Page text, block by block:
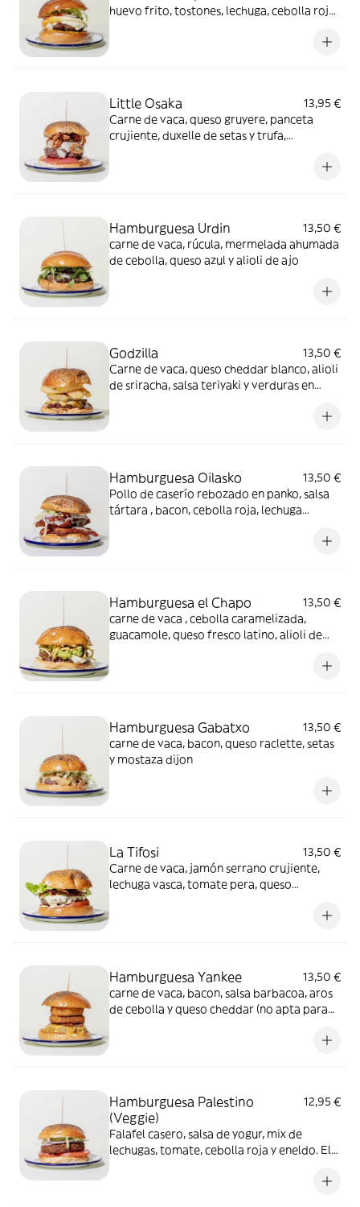
huevo frito, tostones, lechuga, cebolla roja,
Little Osaka
13,95 €
Carne de vaca, queso gruyere, panceta
crujiente, duxelle de setas y trufa,
Hamburguesa Urdin
13,50 €
carne de vaca, rúcula, mermelada ahumada
de cebolla, queso azul y alioli de ajo
Godzilla
13,50 €
Carne de vaca, queso cheddar blanco, alioli
de sriracha, salsa teriyaki y verduras en
Hamburguesa Oilasko
13,50 €
Pollo de caserío rebozado en panko, salsa
tártara , bacon, cebolla roja, lechuga
Hamburguesa el Chapo
13,50 €
carne de vaca , cebolla caramelizada,
guacamole, queso fresco latino, alioli de
Hamburguesa Gabatxo
13,50 €
carne de vaca, bacon, queso raclette, setas
y mostaza dijon
La Tifosi
13,50 €
Carne de vaca, jamón serrano crujiente,
lechuga vasca, tomate pera, queso
Hamburguesa Yankee
13,50 €
carne de vaca, bacon, salsa barbacoa, aros
de cebolla y queso cheddar (no apta para
Hamburguesa Palestino
(Veggie)
12,95 €
Falafel casero, salsa de yogur, mix de
lechugas, tomate, cebolla roja y eneldo. El